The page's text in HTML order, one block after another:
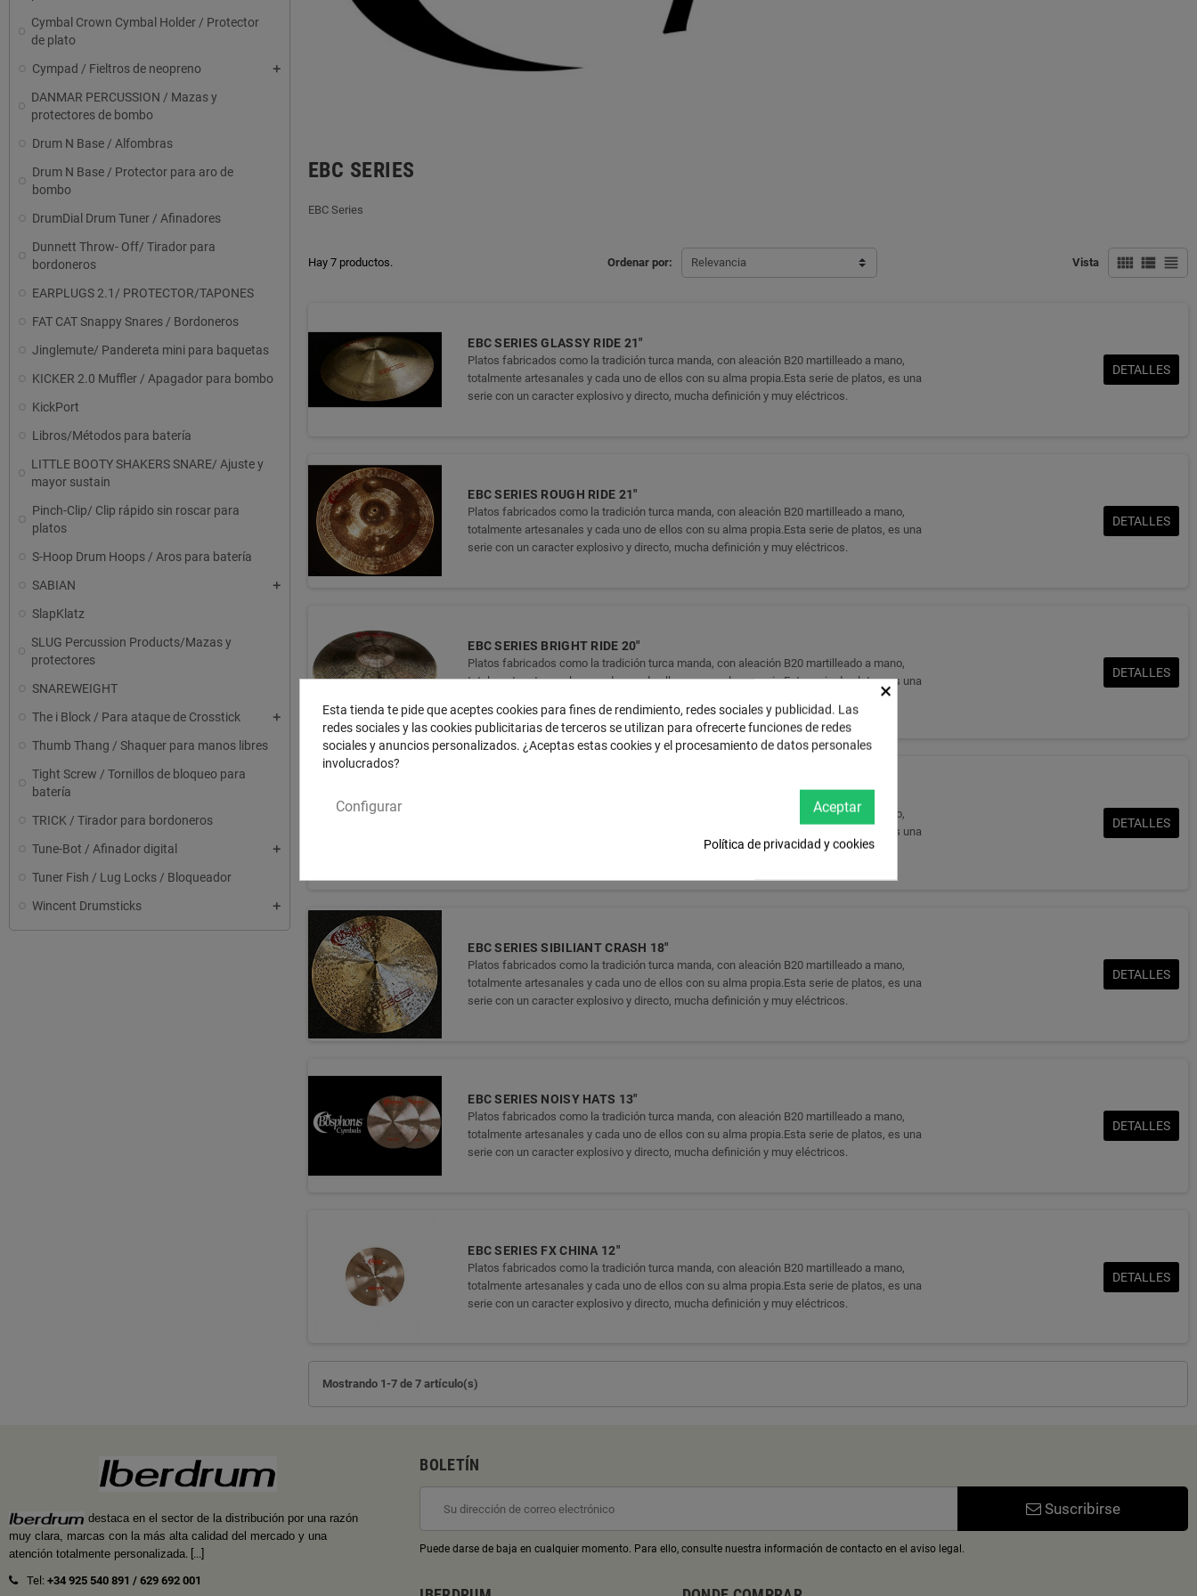
Cymbal Crown Cymbal Holder / Protector
de plato
Cympad / Fieltros de neopreno
DANMAR PERCUSSION / Mazas y
protectores de bombo
Drum N Base / Alfombras
Drum N Base / Protector para aro de
bombo
DrumDial Drum Tuner / Afinadores
Dunnett Throw- Off/ Tirador para
bordoneros
EARPLUGS 2.1/ PROTECTOR/TAPONES
FAT CAT Snappy Snares / Bordoneros
Jinglemute/ Pandereta mini para baquetas
KICKER 2.0 Muffler / Apagador para bombo
KickPort
Libros/Métodos para batería
LITTLE BOOTY SHAKERS SNARE/ Ajuste y
mayor sustain
Pinch-Clip/ Clip rápido sin roscar para
platos
S-Hoop Drum Hoops / Aros para batería
SABIAN
SlapKlatz
SLUG Percussion Products/Mazas y
protectores
SNAREWEIGHT
The i Block / Para ataque de Crosstick
Thumb Thang / Shaquer para manos libres
Tight Screw / Tornillos de bloqueo para
batería
TRICK / Tirador para bordoneros
Tune-Bot / Afinador digital
Tuner Fish / Lug Locks / Bloqueador
Wincent Drumsticks
EBC SERIES
EBC Series
Ordenar por: Relevancia Vista view_comfy view_list view_headline
Hay 7 productos.
EBC SERIES GLASSY RIDE 21"
Platos fabricados como la tradición turca manda, con aleación B20 martilleado a mano,
totalmente artesanales y cada uno de ellos con su alma propia.Esta serie de platos, es una
serie con un caracter explosivo y directo, mucha definición y muy eléctricos.
DETALLES
EBC SERIES ROUGH RIDE 21"
Platos fabricados como la tradición turca manda, con aleación B20 martilleado a mano,
totalmente artesanales y cada uno de ellos con su alma propia.Esta serie de platos, es una
serie con un caracter explosivo y directo, mucha definición y muy eléctricos.
DETALLES
EBC SERIES BRIGHT RIDE 20"
Platos fabricados como la tradición turca manda, con aleación B20 martilleado a mano,
totalmente artesanales y cada uno de ellos con su alma propia.Esta serie de platos, es una
DETALLES
Platos fabricados como la tradición turca manda, con aleación B20 martilleado a mano,
totalmente artesanales y cada uno de ellos con su alma propia.Esta serie de platos, es una
serie con un caracter explosivo y directo, mucha definición y muy eléctricos.
DETALLES
EBC SERIES SIBILIANT CRASH 18"
Platos fabricados como la tradición turca manda, con aleación B20 martilleado a mano,
totalmente artesanales y cada uno de ellos con su alma propia.Esta serie de platos, es una
serie con un caracter explosivo y directo, mucha definición y muy eléctricos.
DETALLES
EBC SERIES NOISY HATS 13"
Platos fabricados como la tradición turca manda, con aleación B20 martilleado a mano,
totalmente artesanales y cada uno de ellos con su alma propia.Esta serie de platos, es una
serie con un caracter explosivo y directo, mucha definición y muy eléctricos.
DETALLES
EBC SERIES FX CHINA 12"
Platos fabricados como la tradición turca manda, con aleación B20 martilleado a mano,
totalmente artesanales y cada uno de ellos con su alma propia.Esta serie de platos, es una
serie con un caracter explosivo y directo, mucha definición y muy eléctricos.
DETALLES
Mostrando 1-7 de 7 artículo(s)
destaca en el sector de la distribución por una razón
muy clara, marcas con la más alta calidad del mercado y una
atención totalmente personalizada. [...]
Tel: +34 925 540 891 / 629 692 001
BOLETÍN
Suscribirse
Puede darse de baja en cualquier momento. Para ello, consulte nuestra información de contacto en el aviso legal.
×
Esta tienda te pide que aceptes cookies para fines de rendimiento, redes sociales y publicidad. Las
redes sociales y las cookies publicitarias de terceros se utilizan para ofrecerte funciones de redes
sociales y anuncios personalizados. ¿Aceptas estas cookies y el procesamiento de datos personales
involucrados?
Aceptar
Configurar
Política de privacidad y cookies